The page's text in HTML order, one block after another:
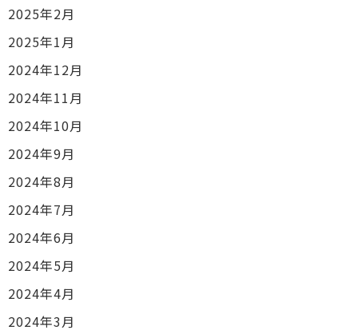
2025年2月
2025年1月
2024年12月
2024年11月
2024年10月
2024年9月
2024年8月
2024年7月
2024年6月
2024年5月
2024年4月
2024年3月